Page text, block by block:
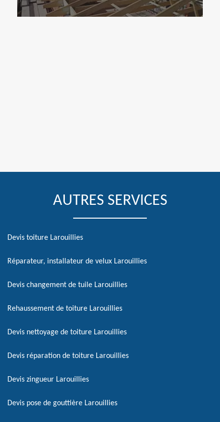
AUTRES SERVICES
Devis toiture Larouillies
Réparateur, installateur de velux Larouillies
Devis changement de tuile Larouillies
Rehaussement de toiture Larouillies
Devis nettoyage de toiture Larouillies
Devis réparation de toiture Larouillies
Devis zingueur Larouillies
Devis pose de gouttière Larouillies